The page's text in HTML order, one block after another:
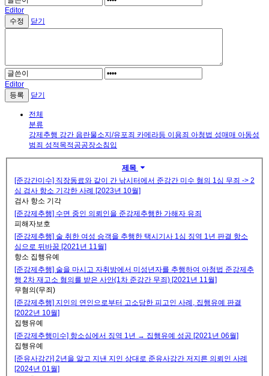
Editor
닫기
Editor
닫기
전체
분류
강제추행 강간 음란물소지/유포죄 카메라등 이용죄 아청법 성매매 아동성
범죄 성적목적공공장소침입
제목
[준강간미수] 직장동료와 같이 간 낚시터에서 준강간 미수 혐의 1심 무죄 -> 2
심 검사 항소 기각한 사례 [2023년 10월]
검사 항소 기각
[준강제추행] 수면 중인 의뢰인을 준강제추행한 가해자 유죄
피해자보호
[준강제추행] 술 취한 여성 승객을 추행한 택시기사 1심 징역 1년 판결 항소
심으로 뒤바꿈 [2021년 11월]
항소 집행유예
[준강제추행] 술을 마시고 자취방에서 미성년자를 추행하여 아청법 준강제추
행 2차 재고소 혐의를 받은 사안(1차 준강간 무죄) [2021년 11월]
무혐의(무죄)
[준강제추행] 지인의 연인으로부터 고소당한 피고인 사례, 집행유예 판결
[2022년 10월]
집행유예
[준강제추행미수] 항소심에서 징역 1년 → 집행유예 성공 [2021년 06월]
집행유예
[준유사강간] 2년을 알고 지낸 지인 상대로 준유사강간 저지른 의뢰인 사례
[2024년 01월]